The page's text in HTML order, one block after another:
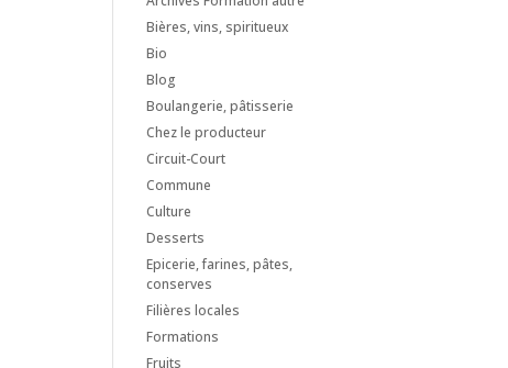
Bières, vins, spiritueux
Bio
Blog
Boulangerie, pâtisserie
Chez le producteur
Circuit-Court
Commune
Culture
Desserts
Epicerie, farines, pâtes,
conserves
Filières locales
Formations
Fruits